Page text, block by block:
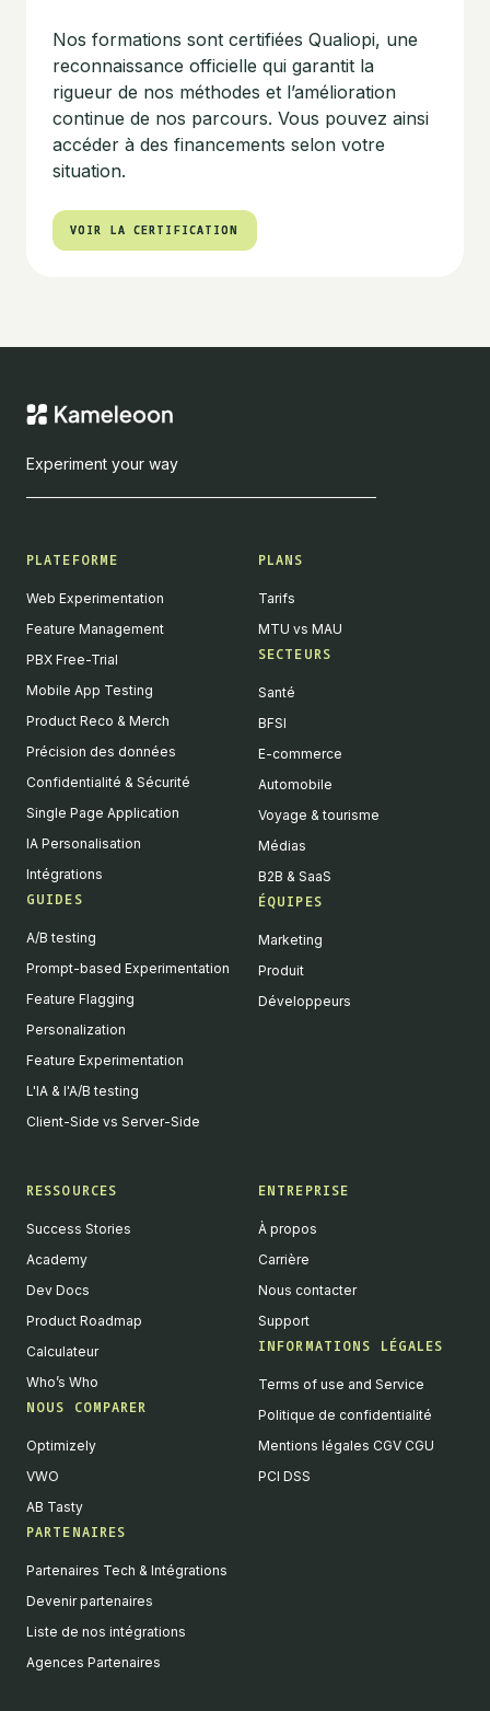
Nos formations sont certifiées Qualiopi, une
reconnaissance officielle qui garantit la
rigueur de nos méthodes et l’amélioration
continue de nos parcours. Vous pouvez ainsi
accéder à des financements selon votre
situation.
VOIR LA CERTIFICATION
VOIR LA CERTIFICATION
Experiment your way
PLATEFORME
Web Experimentation
Feature Management
PBX Free-Trial
Mobile App Testing
Product Reco & Merch
Précision des données
Confidentialité & Sécurité
Single Page Application
IA Personalisation
Intégrations
GUIDES
A/B testing
Prompt-based Experimentation
Feature Flagging
Personalization
Feature Experimentation
L'IA & l'A/B testing
Client-Side vs Server-Side
PLANS
Tarifs
MTU vs MAU
SECTEURS
Santé
BFSI
E-commerce
Automobile
Voyage & tourisme
Médias
B2B & SaaS
ÉQUIPES
Marketing
Produit
Développeurs
RESSOURCES
Success Stories
Academy
Dev Docs
Product Roadmap
Calculateur
Who’s Who
NOUS COMPARER
Optimizely
VWO
AB Tasty
PARTENAIRES
Partenaires Tech & Intégrations
Devenir partenaires
Liste de nos intégrations
Agences Partenaires
ENTREPRISE
À propos
Carrière
Nous contacter
Support
INFORMATIONS LÉGALES
Terms of use and Service
Politique de confidentialité
Mentions légales CGV CGU
PCI DSS
We value your privacy
We collect and process your data on this site to better
selected purposes, or you can decline them all. For more